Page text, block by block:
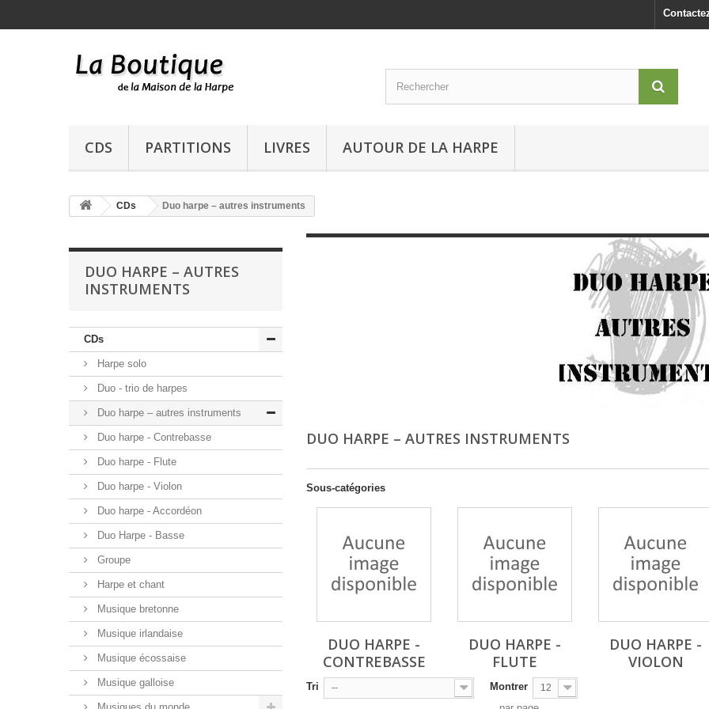
CDS PARTITIONS LIVRES AUTOUR DE LA HARPE
CDs Duo harpe – autres instruments
DUO HARPE – AUTRES
INSTRUMENTS
CDs
Harpe solo
Duo - trio de harpes
Duo harpe – autres instruments
Duo harpe - Contrebasse
Duo harpe - Flute
Duo harpe - Violon
Duo harpe - Accordéon
Duo Harpe - Basse
Groupe
Harpe et chant
Musique bretonne
Musique irlandaise
Musique écossaise
Musique galloise
DUO HARPE – AUTRES INSTRUMENTS
Sous-catégories
DUO HARPE -
CONTREBASSE
DUO HARPE -
FLUTE
DUO HARPE -
VIOLON
Tri -- Montrer 12